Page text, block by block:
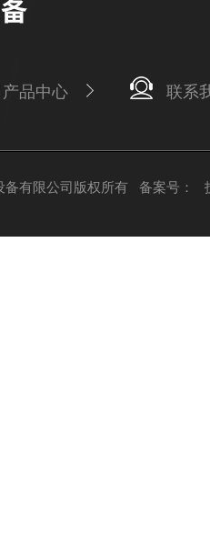
产品中心 联系
备有限公司版权所有 备案号：